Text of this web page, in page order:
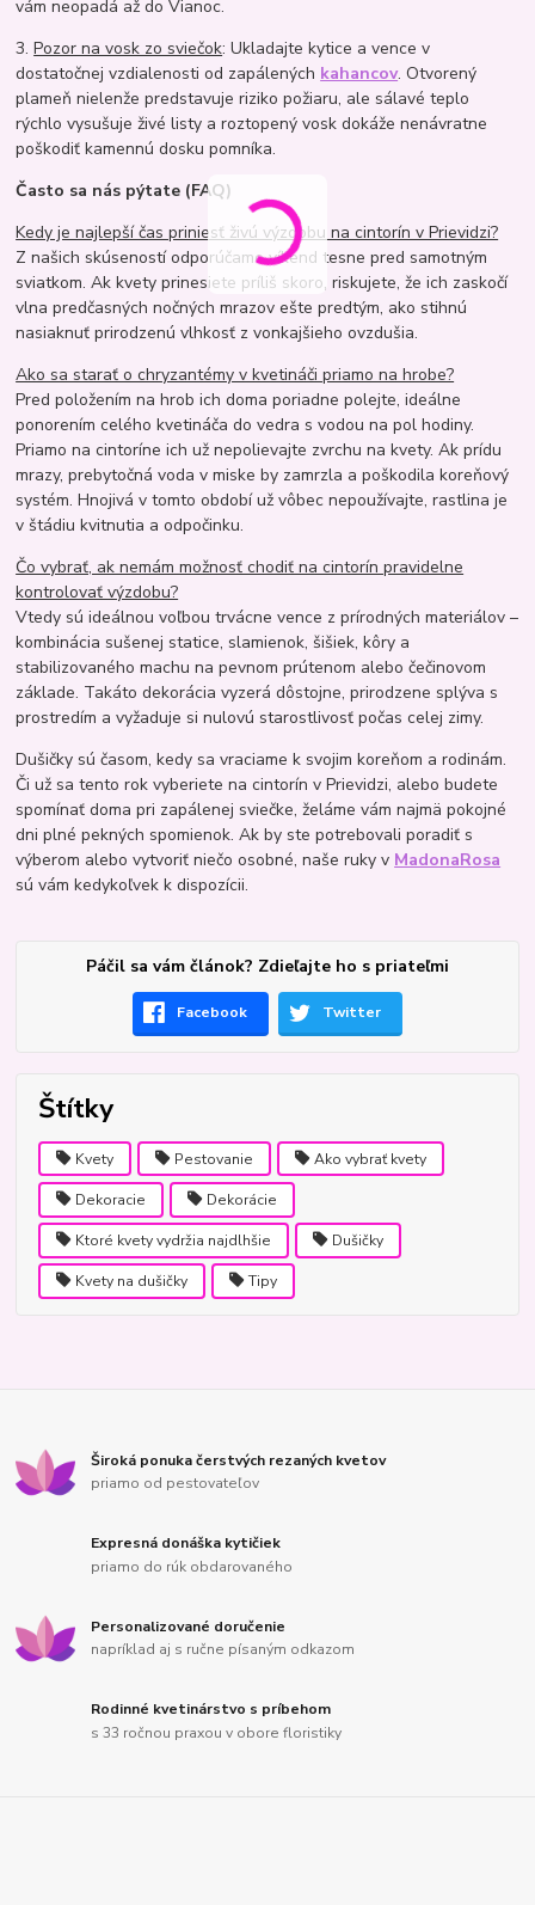
vám neopadá až do Vianoc.
3.Pozor na vosk zo sviečok: Ukladajte kytice a vence v
dostatočnej vzdialenosti od zapálených kahancov. Otvorený
plameň nielenže predstavuje riziko požiaru, ale sálavé teplo
rýchlo vysušuje živé listy a roztopený vosk dokáže nenávratne
poškodiť kamennú dosku pomníka.
Často sa nás pýtate (FAQ)
Kedy je najlepší čas priniesť živú výzdobu na cintorín v Prievidzi?
Z našich skúseností odporúčame víkend tesne pred samotným
sviatkom. Ak kvety prinesiete príliš skoro, riskujete, že ich zaskočí
vlna predčasných nočných mrazov ešte predtým, ako stihnú
nasiaknuť prirodzenú vlhkosť z vonkajšieho ovzdušia.
Ako sa starať o chryzantémy v kvetináči priamo na hrobe?
Pred položením na hrob ich doma poriadne polejte, ideálne
ponorením celého kvetináča do vedra s vodou na pol hodiny.
Priamo na cintoríne ich už nepolievajte zvrchu na kvety. Ak prídu
mrazy, prebytočná voda v miske by zamrzla a poškodila koreňový
systém. Hnojivá v tomto období už vôbec nepoužívajte, rastlina je
v štádiu kvitnutia a odpočinku.
Čo vybrať, ak nemám možnosť chodiť na cintorín pravidelne
kontrolovať výzdobu?
Vtedy sú ideálnou voľbou trvácne vence z prírodných materiálov –
kombinácia sušenej statice, slamienok, šišiek, kôry a
stabilizovaného machu na pevnom prútenom alebo čečinovom
základe. Takáto dekorácia vyzerá dôstojne, prirodzene splýva s
prostredím a vyžaduje si nulovú starostlivosť počas celej zimy.
Dušičky sú časom, kedy sa vraciame k svojim koreňom a rodinám.
Či už sa tento rok vyberiete na cintorín v Prievidzi, alebo budete
spomínať doma pri zapálenej sviečke, želáme vám najmä pokojné
dni plné pekných spomienok. Ak by ste potrebovali poradiť s
výberom alebo vytvoriť niečo osobné, naše ruky v MadonaRosa
sú vám kedykoľvek k dispozícii.
Páčil sa vám článok? Zdieľajte ho s priateľmi
Facebook Twitter
Štítky
Kvety Pestovanie Ako vybrať kvety
Dekoracie Dekorácie
Ktoré kvety vydržia najdlhšie Dušičky
Kvety na dušičky Tipy
Široká ponuka čerstvých rezaných kvetov
priamo od pestovateľov
Expresná donáška kytičiek
priamo do rúk obdarovaného
Personalizované doručenie
napríklad aj s ručne písaným odkazom
Rodinné kvetinárstvo s príbehom
s 33 ročnou praxou v obore floristiky